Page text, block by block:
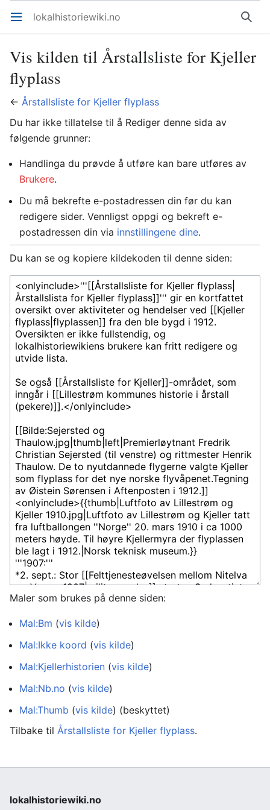
Åpne hovedmenyen lokalhistoriewiki.no Søk
Vis kilden til Årstallsliste for Kjeller
flyplass
← Årstallsliste for Kjeller flyplass
Du har ikke tillatelse til å Rediger denne sida av
følgende grunner:
Handlinga du prøvde å utføre kan bare utføres av
Brukere.
Du må bekrefte e-postadressen din før du kan
redigere sider. Vennligst oppgi og bekreft e-
postadressen din via innstillingene dine.
Du kan se og kopiere kildekoden til denne siden:
Maler som brukes på denne siden:
Mal:Bm (vis kilde)
Mal:Ikke koord (vis kilde)
Mal:Kjellerhistorien (vis kilde)
Mal:Nb.no (vis kilde)
Mal:Thumb (vis kilde) (beskyttet)
Tilbake til Årstallsliste for Kjeller flyplass.
lokalhistoriewiki.no